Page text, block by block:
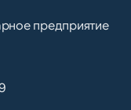
предприятие